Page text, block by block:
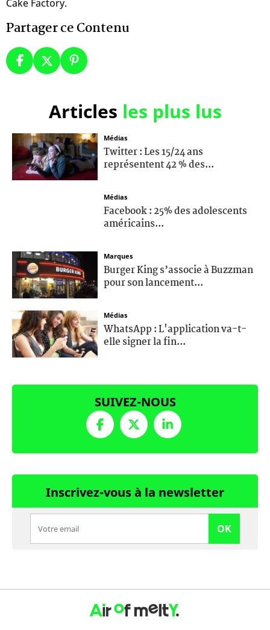
Cake Factory.
Partager ce Contenu
Articles les plus lus
Médias
Twitter : Les 15/24 ans
représentent 42 % des...
Médias
Facebook : 25% des adolescents
américains...
Marques
Burger King s’associe à Buzzman
pour son lancement...
Médias
WhatsApp : L'application va-t-
elle signer la fin...
SUIVEZ-NOUS
Inscrivez-vous à la newsletter
OK